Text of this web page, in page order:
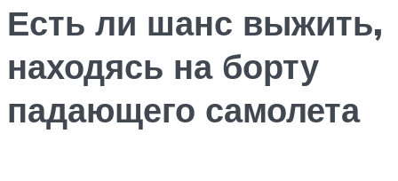
Есть ли шанс выжить,
находясь на борту
падающего самолета